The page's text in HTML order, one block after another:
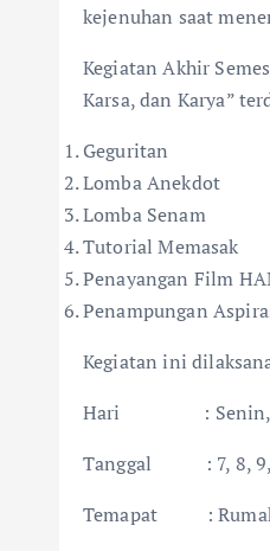
kejenuhan saat
Kegiatan Akhir
Karsa, dan Karya”
Geguritan
Lomba Anekdot
Lomba Senam
Tutorial Memasak
Penayangan Film
Penampungan
Kegiatan ini
Hari : Senin,
Tanggal : 7, 8, 9,
Temapat : Rumah